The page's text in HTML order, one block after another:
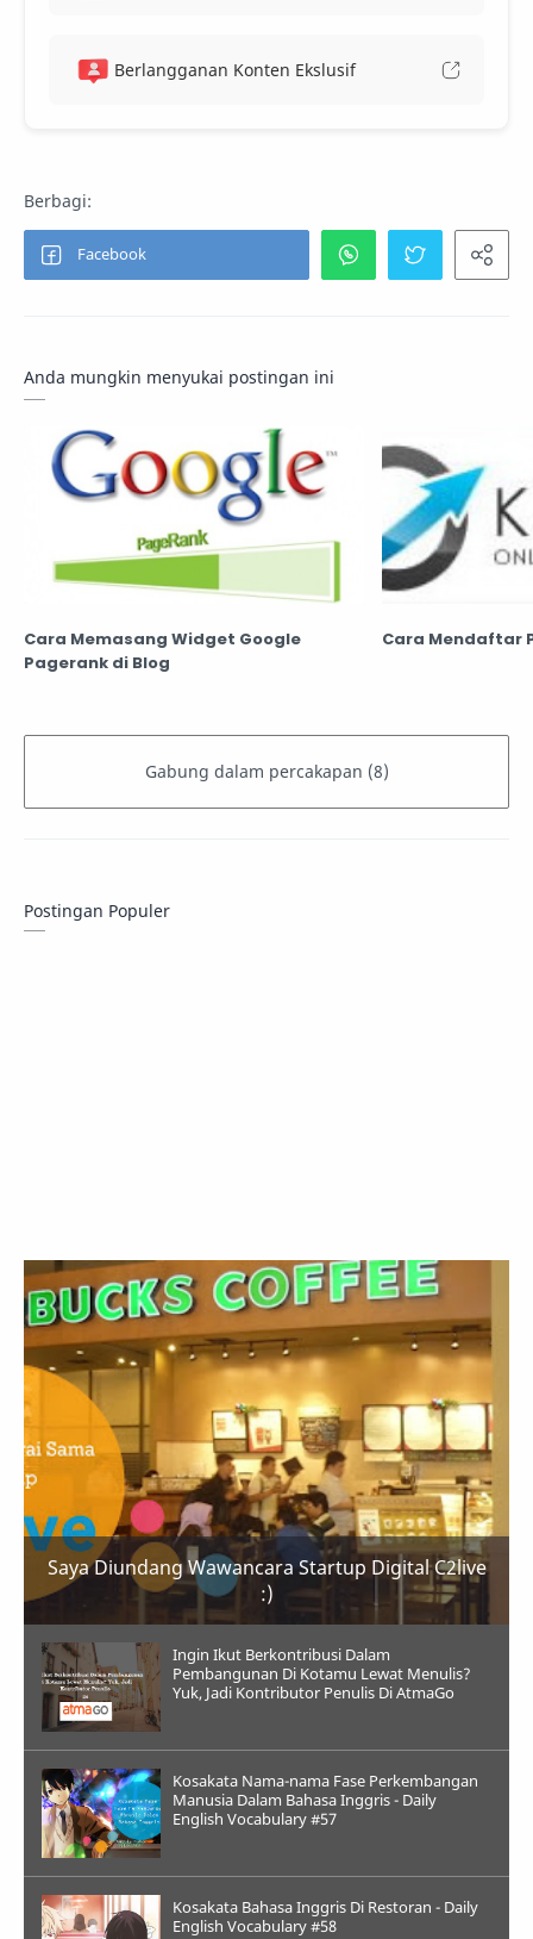
Berlangganan Konten Ekslusif
Anda mungkin menyukai postingan ini
Cara Memasang Widget Google
Pagerank di Blog
Cara Mendaftar
Postingan Populer
Saya Diundang Wawancara Startup Digital C2live
:)
Ingin Ikut Berkontribusi Dalam
Pembangunan Di Kotamu Lewat Menulis?
Yuk, Jadi Kontributor Penulis Di AtmaGo
Kosakata Nama-nama Fase Perkembangan
Manusia Dalam Bahasa Inggris - Daily
English Vocabulary #57
Kosakata Bahasa Inggris Di Restoran - Daily
English Vocabulary #58